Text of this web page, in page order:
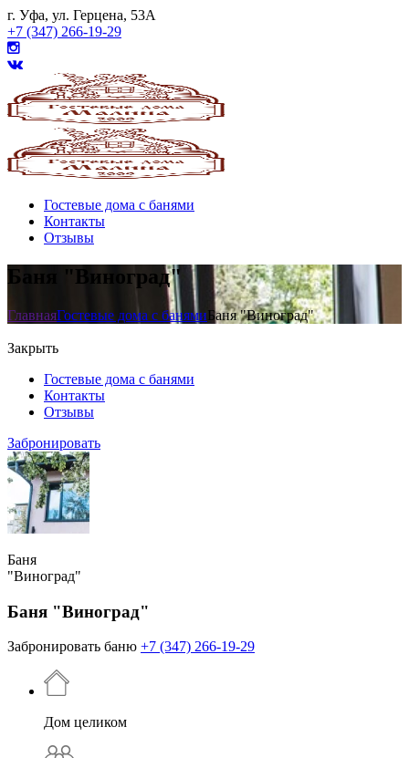
г. Уфа, ул. Герцена, 53А
+7 (347) 266-19-29
Гостевые дома с банями
Контакты
Отзывы
Баня "Виноград"
ГлавнаяГостевые дома с банямиБаня "Виноград"
Закрыть
Гостевые дома с банями
Контакты
Отзывы
Забронировать
Баня
"Виноград"
Баня "Виноград"
Забронировать баню +7 (347) 266-19-29
Дом целиком